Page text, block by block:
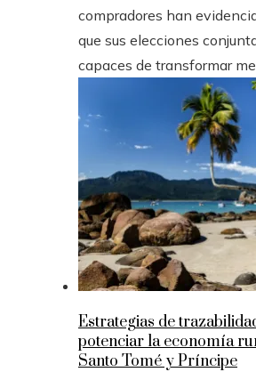
compradores han
que sus elecciones
capaces de transformar
Estrategias de
potenciar la economía
Santo Tomé y Príncipe